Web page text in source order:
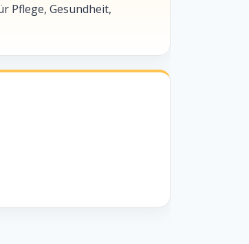
Pflege, Gesundheit,